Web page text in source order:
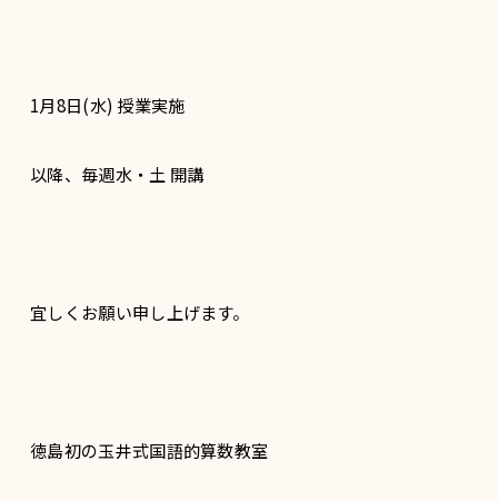
1月8日(水) 授業実施
以降、毎週水・土 開講
宜しくお願い申し上げます。
徳島初の玉井式国語的算数教室